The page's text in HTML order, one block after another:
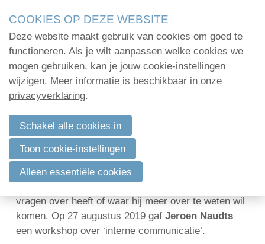
links
Jump
to
navigation
Jump
main
content
Menu
Wat binnen de vereniging gezegd wordt,
blijft binnen de vereniging. Of toch niet?
3 september 2019 om 11:13
Naar goeie gewoonte maakt Marc Mestdagh
voorafgaand aan een BSAE masterclass of
workshop graag een lijstje van issues waar hij
vragen over heeft of waar hij meer over te weten wil
komen. Op 27 augustus 2019 gaf Jeroen Naudts
een workshop over ‘interne communicatie’.
Home
Administratie
Communicatie
Verenigingsadvies
Mijn deelnamecertificaten
Dag van de
bodemdeskundige
COOKIES OP DEZE WEBSITE
Deze website maakt gebruik van cookies om goed te
functioneren. Als je wilt aanpassen welke cookies we
mogen gebruiken, kan je jouw cookie-instellingen
wijzigen. Meer informatie is beschikbaar in onze
privacyverklaring.
Schakel alle cookies in
Toon cookie-instellingen
Alleen essentiële cookies